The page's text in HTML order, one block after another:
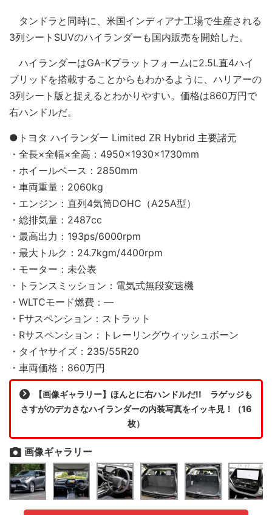
タンドラと同時に、米国インディアナ工場で生産される
3列シートSUVのハイランダーも国内販売を開始した。
ハイランダーはGA-Kプラットフォームに2.5L直4ハイ
ブリッドを搭載することからもわかるように、ハリアーの
3列シート版と捉えるとわかりやすい。価格は860万円で
右ハンドルだ。
●トヨタ ハイランダー Limited ZR Hybrid 主要諸元
・全長×全幅×全高：4950×1930×1730mm
・ホイールベース：2850mm
・車両重量：2060kg
・エンジン：直列4気筒DOHC（A25A型）
・総排気量：2487cc
・最高出力：193ps/6000rpm
・最大トルク：24.7kgm/4400rpm
・モーター：未公表
・トランスミッション：電気式無段変速機
・WLTCモード燃費：―
・Fサスペンション：ストラット
・Rサスペンション：トレーリングウィッシュボーン
・タイヤサイズ：235/55R20
・車両価格：860万円
【画像ギャラリー】ほんとに右ハンドルだ!! ラゲッジも
さすがのデカさなハイランダーの内装写真をイッキ見！（16
枚）
画像ギャラリー